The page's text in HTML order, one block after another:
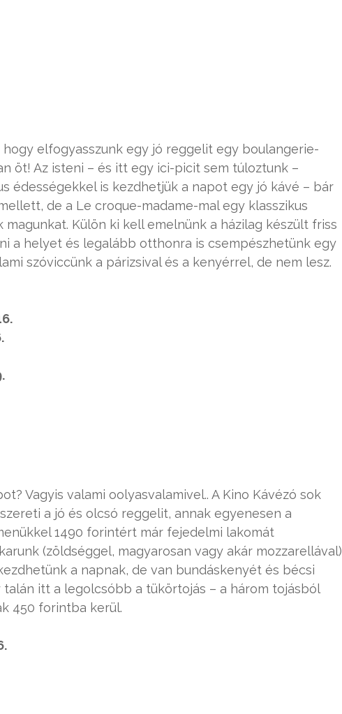
hogy elfogyasszunk egy jó reggelit egy boulangerie-
öt! Az isteni – és itt egy ici-picit sem túloztunk –
édességekkel is kezdhetjük a napot egy jó kávé – bár
de a Le croque-madame-mal egy klasszikus
Külön ki kell emelnünk a házilag készült friss
a helyet és legalább otthonra is csempészhetünk egy
szóviccünk a párizsival és a kenyérrel, de nem lesz.
Vagyis valami oolyasvalamivel.. A Kino Kávézó sok
a jó és olcsó reggelit, annak egyenesen a
1490 forintért már fejedelmi lakomát
(zöldséggel, magyarosan vagy akár mozzarellával)
a napnak, de van bundáskenyét és bécsi
talán itt a legolcsóbb a tükörtojás – a három tojásból
450 forintba kerül.